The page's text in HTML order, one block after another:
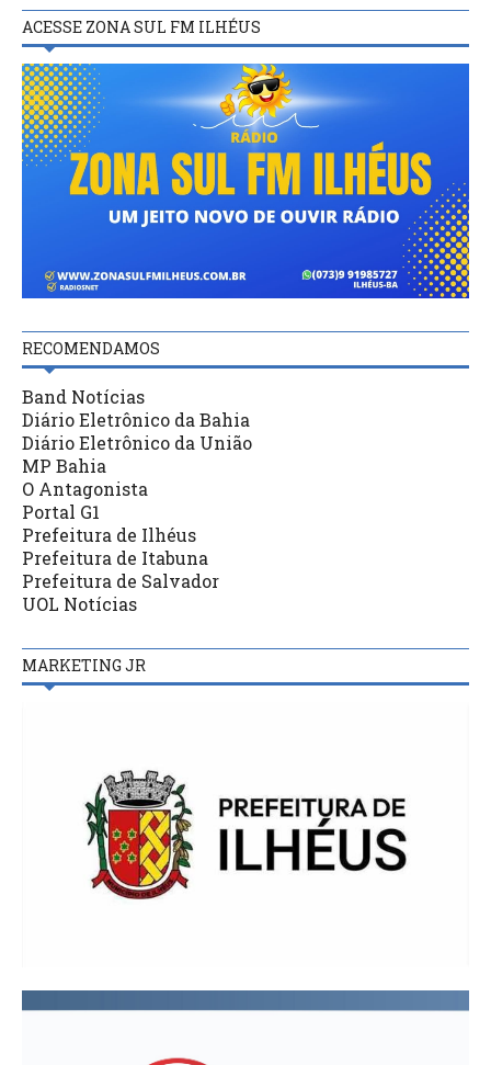
ACESSE ZONA SUL FM ILHÉUS
RECOMENDAMOS
Band Notícias
Diário Eletrônico da Bahia
Diário Eletrônico da União
MP Bahia
O Antagonista
Portal G1
Prefeitura de Ilhéus
Prefeitura de Itabuna
Prefeitura de Salvador
UOL Notícias
MARKETING JR